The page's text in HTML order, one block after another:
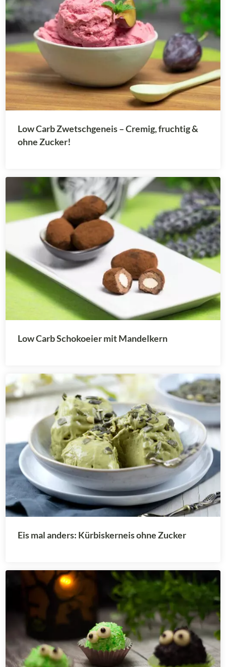
Low Carb Zwetschgeneis – Cremig, fruchtig &
ohne Zucker!
Low Carb Schokoeier mit Mandelkern
Eis mal anders: Kürbiskerneis ohne Zucker